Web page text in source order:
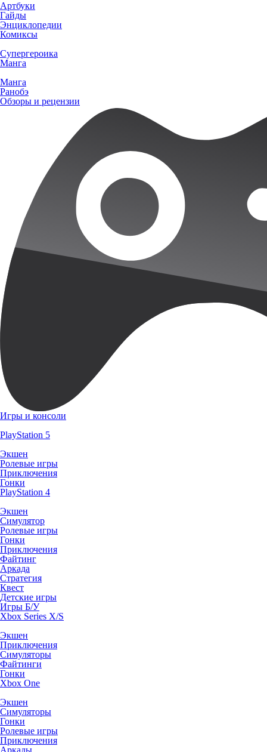
Артбуки
Гайды
Энциклопедии
Комиксы
Супергероика
Манга
Манга
Ранобэ
Обзоры и рецензии
Игры и консоли
PlayStation 5
Экшен
Ролевые игры
Приключения
Гонки
PlayStation 4
Экшен
Симулятор
Ролевые игры
Гонки
Приключения
Файтинг
Аркада
Стратегия
Квест
Детские игры
Игры Б/У
Xbox Series X/S
Экшен
Приключения
Симуляторы
Файтинги
Гонки
Xbox One
Экшен
Симуляторы
Гонки
Ролевые игры
Приключения
Аркады